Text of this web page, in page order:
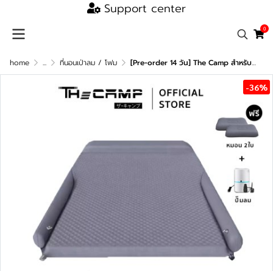
Support center
0
home ... ที่นอนเป่าลม / โฟม [Pre-order 14 วัน] The Camp สำหรับ Jaecoo 6 EV ที่นอนเป่าลมอัตโนมัติ ดีไซน์พรีเมียม พอดีกับตัวรถ พองไว นอนสบาย
-36%